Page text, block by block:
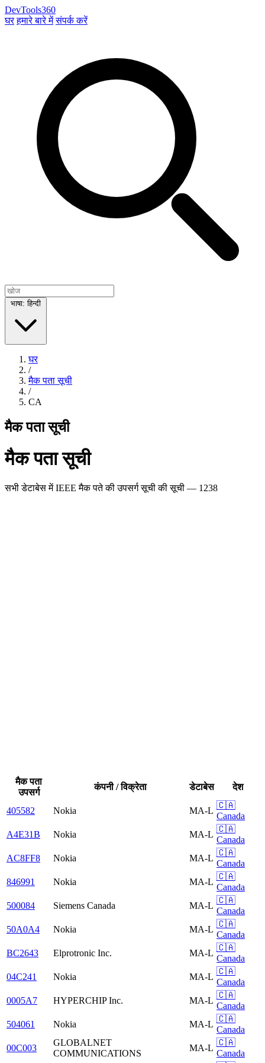
DevTools360
घर हमारे बारे में संपर्क करें
भाषा: हिन्दी
घर
/
मैक पता सूची
/
CA
मैक पता सूची
मैक पता सूची
सभी डेटाबेस में IEEE मैक पते की उपसर्ग सूची की सूची — 1238
मैक पता
उपसर्ग
कंपनी / विक्रेता डेटाबेस देश
405582 Nokia MA-L
🇨🇦
Canada
A4E31B
Nokia MA-L
🇨🇦
Canada
AC8FF8
Nokia MA-L
🇨🇦
Canada
846991
Nokia MA-L
🇨🇦
Canada
500084
Siemens Canada MA-L
🇨🇦
Canada
50A0A4
Nokia MA-L
🇨🇦
Canada
BC2643
Elprotronic Inc. MA-L
🇨🇦
Canada
04C241
Nokia MA-L
🇨🇦
Canada
0005A7
HYPERCHIP Inc. MA-L
🇨🇦
Canada
504061
Nokia MA-L
🇨🇦
Canada
00C003
GLOBALNET
COMMUNICATIONS
MA-L
🇨🇦
Canada